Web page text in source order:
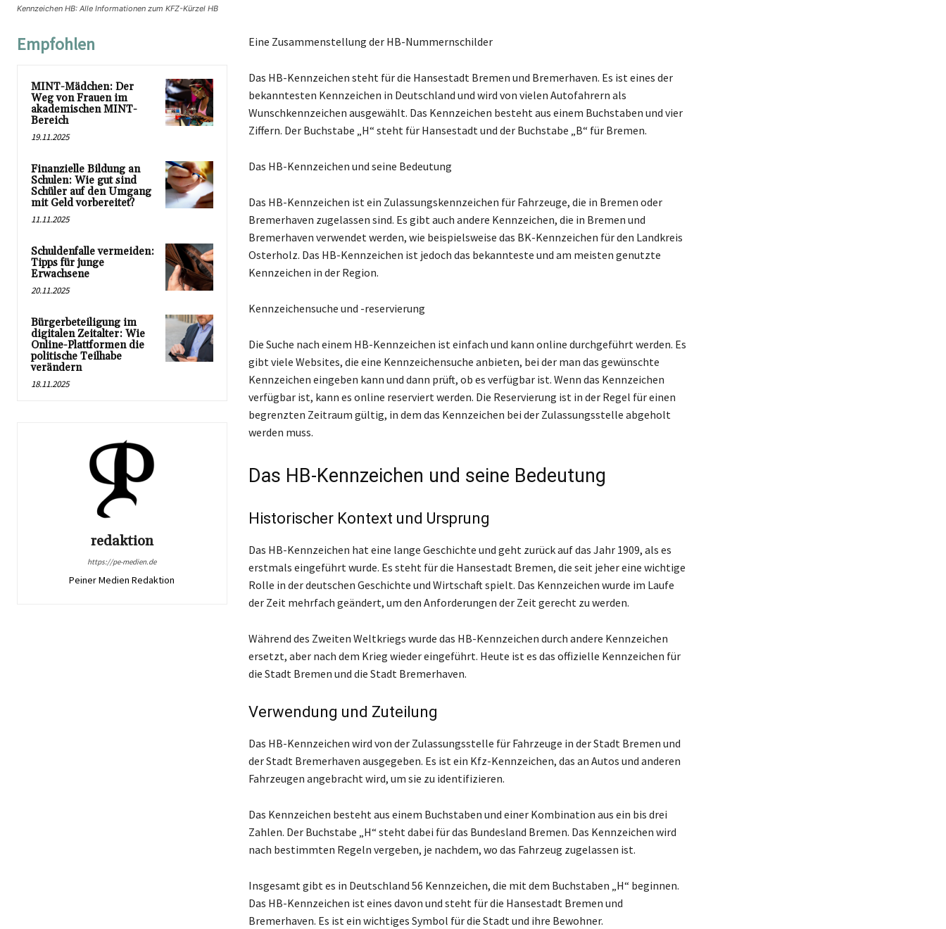
Kennzeichen HB: Alle Informationen zum KFZ-Kürzel HB
Empfohlen
MINT-Mädchen: Der
Weg von Frauen im
akademischen MINT-
Bereich
19.11.2025
Finanzielle Bildung an
Schulen: Wie gut sind
Schüler auf den Umgang
mit Geld vorbereitet?
11.11.2025
Schuldenfalle vermeiden:
Tipps für junge
Erwachsene
20.11.2025
Bürgerbeteiligung im
digitalen Zeitalter: Wie
Online-Plattformen die
politische Teilhabe
verändern
18.11.2025
redaktion
https://pe-medien.de
Peiner Medien Redaktion
Eine Zusammenstellung der HB-Nummernschilder
Das HB-Kennzeichen steht für die Hansestadt Bremen und Bremerhaven. Es ist eines der
bekanntesten Kennzeichen in Deutschland und wird von vielen Autofahrern als
Wunschkennzeichen ausgewählt. Das Kennzeichen besteht aus einem Buchstaben und vier
Ziffern. Der Buchstabe „H“ steht für Hansestadt und der Buchstabe „B“ für Bremen.
Das HB-Kennzeichen und seine Bedeutung
Das HB-Kennzeichen ist ein Zulassungskennzeichen für Fahrzeuge, die in Bremen oder
Bremerhaven zugelassen sind. Es gibt auch andere Kennzeichen, die in Bremen und
Bremerhaven verwendet werden, wie beispielsweise das BK-Kennzeichen für den Landkreis
Osterholz. Das HB-Kennzeichen ist jedoch das bekannteste und am meisten genutzte
Kennzeichen in der Region.
Kennzeichensuche und -reservierung
Die Suche nach einem HB-Kennzeichen ist einfach und kann online durchgeführt werden. Es
gibt viele Websites, die eine Kennzeichensuche anbieten, bei der man das gewünschte
Kennzeichen eingeben kann und dann prüft, ob es verfügbar ist. Wenn das Kennzeichen
verfügbar ist, kann es online reserviert werden. Die Reservierung ist in der Regel für einen
begrenzten Zeitraum gültig, in dem das Kennzeichen bei der Zulassungsstelle abgeholt
werden muss.
Das HB-Kennzeichen und seine Bedeutung
Historischer Kontext und Ursprung
Das HB-Kennzeichen hat eine lange Geschichte und geht zurück auf das Jahr 1909, als es
erstmals eingeführt wurde. Es steht für die Hansestadt Bremen, die seit jeher eine wichtige
Rolle in der deutschen Geschichte und Wirtschaft spielt. Das Kennzeichen wurde im Laufe
der Zeit mehrfach geändert, um den Anforderungen der Zeit gerecht zu werden.
Während des Zweiten Weltkriegs wurde das HB-Kennzeichen durch andere Kennzeichen
ersetzt, aber nach dem Krieg wieder eingeführt. Heute ist es das offizielle Kennzeichen für
die Stadt Bremen und die Stadt Bremerhaven.
Verwendung und Zuteilung
Das HB-Kennzeichen wird von der Zulassungsstelle für Fahrzeuge in der Stadt Bremen und
der Stadt Bremerhaven ausgegeben. Es ist ein Kfz-Kennzeichen, das an Autos und anderen
Fahrzeugen angebracht wird, um sie zu identifizieren.
Das Kennzeichen besteht aus einem Buchstaben und einer Kombination aus ein bis drei
Zahlen. Der Buchstabe „H“ steht dabei für das Bundesland Bremen. Das Kennzeichen wird
nach bestimmten Regeln vergeben, je nachdem, wo das Fahrzeug zugelassen ist.
Insgesamt gibt es in Deutschland 56 Kennzeichen, die mit dem Buchstaben „H“ beginnen.
Das HB-Kennzeichen ist eines davon und steht für die Hansestadt Bremen und
Bremerhaven. Es ist ein wichtiges Symbol für die Stadt und ihre Bewohner.